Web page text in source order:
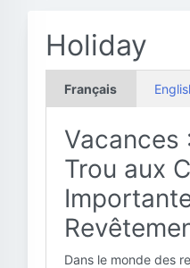
Holiday
Français
Vacances
Trou aux
Dans le monde des